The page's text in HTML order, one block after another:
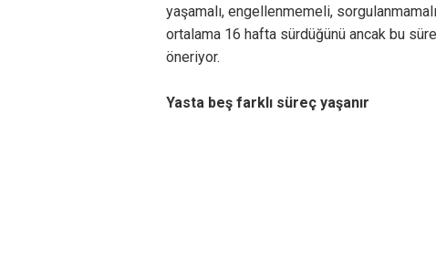
yaşamalı, engellenmemeli,
ortalama 16 hafta sürdüğünü ancak bu
öneriyor.
Yasta beş farklı süreç yaşanır